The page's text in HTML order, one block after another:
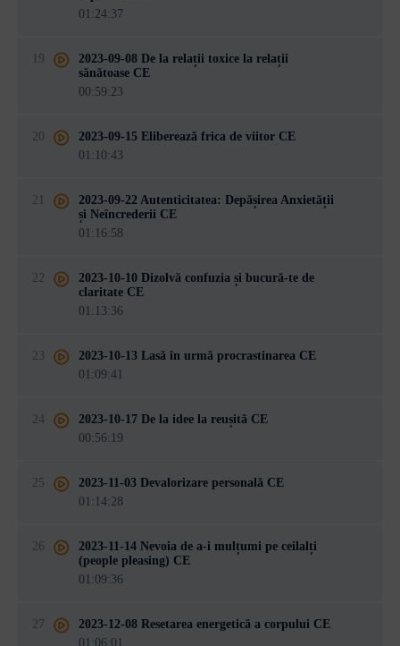
01:24:37
19
2023-09-08 De la relații toxice la relații
sănătoase CE
00:59:23
20
2023-09-15 Eliberează frica de viitor CE
01:10:43
21
2023-09-22 Autenticitatea: Depășirea Anxietății
și Neîncrederii CE
01:16:58
22
2023-10-10 Dizolvă confuzia și bucură-te de
claritate CE
01:13:36
23
2023-10-13 Lasă în urmă procrastinarea CE
01:09:41
24
2023-10-17 De la idee la reușită CE
00:56:19
25
2023-11-03 Devalorizare personală CE
01:14:28
26
2023-11-14 Nevoia de a-i mulțumi pe ceilalți
(people pleasing) CE
01:09:36
27
2023-12-08 Resetarea energetică a corpului CE
01:06:01